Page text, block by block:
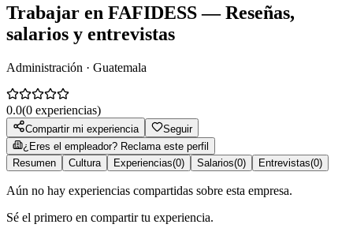
Trabajar en FAFIDESS— Reseñas,
salarios y entrevistas
Administración · Guatemala
0.0(0 experiencias)
Compartir mi experiencia
Seguir
¿Eres el empleador? Reclama este perfil
Resumen
Cultura Experiencias(0) Salarios(0) Entrevistas(0)
Aún no hay experiencias compartidas sobre esta empresa.
Sé el primero en compartir tu experiencia.